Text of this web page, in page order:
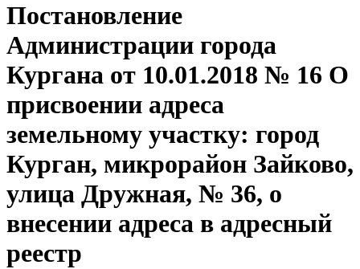
Постановление
Администрации города
Кургана от 10.01.2018 № 16 О
присвоении адреса
земельному участку: город
Курган, микрорайон Зайково,
улица Дружная, № 36, о
внесении адреса в адресный
реестр